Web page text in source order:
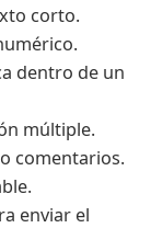
corto.
dentro de un
múltiple.
comentarios.
enviar el